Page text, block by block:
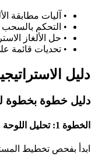
• آليات مطابقة
• التحكم بالسحب
• حل الألغاز
• تحديات قائمة
دليل
دليل خطوة بخطوة
الخطوة 1: تحليل اللوحة
ابدأ بفحص تخطيط المستوى 522 الأولي. ابحث عن أنماط الألوان الواضحة وفرص